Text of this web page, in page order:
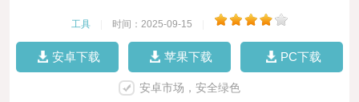
工具 时间：2025-09-15
安卓下载 苹果下载 PC下载
安卓市场，安全绿色